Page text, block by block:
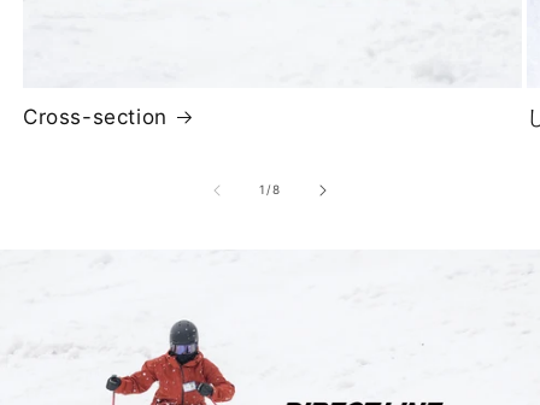
Cross-section
1 /の
8